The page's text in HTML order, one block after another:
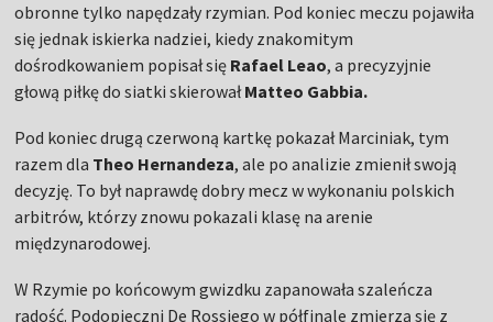
obronne tylko napędzały rzymian. Pod koniec meczu pojawiła
się jednak iskierka nadziei, kiedy znakomitym
dośrodkowaniem popisał się Rafael Leao, a precyzyjnie
głową piłkę do siatki skierowałMatteo Gabbia.
Pod koniec drugą czerwoną kartkę pokazał Marciniak, tym
razem dla Theo Hernandeza, ale po analizie zmienił swoją
decyzję. To był naprawdę dobry mecz w wykonaniu polskich
arbitrów, którzy znowu pokazali klasę na arenie
międzynarodowej.
W Rzymie po końcowym gwizdku zapanowała szaleńcza
radość. Podopieczni De Rossiego w półfinale zmierzą się z